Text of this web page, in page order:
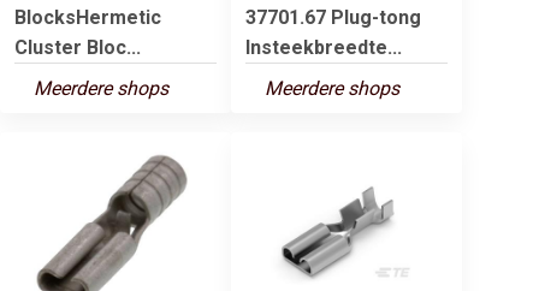
BlocksHermetic
Cluster Bloc...
Meerdere shops
37701.67 Plug-tong
Insteekbreedte...
Meerdere shops